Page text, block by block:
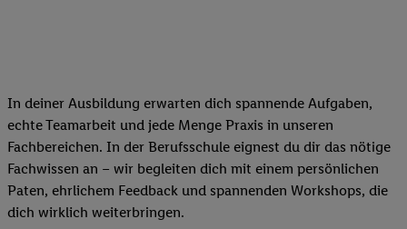
In deiner Ausbildung erwarten dich spannende Aufgaben,
echte Teamarbeit und jede Menge Praxis in unseren
Fachbereichen. In der Berufsschule eignest du dir das nötige
Fachwissen an – wir begleiten dich mit einem persönlichen
Paten, ehrlichem Feedback und spannenden Workshops, die
dich wirklich weiterbringen.